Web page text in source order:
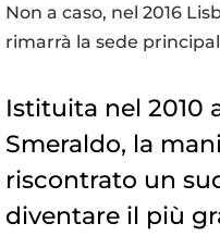
Non a caso, nel 2016
rimarrà la sede
Istituita nel 2010
Smeraldo, la
riscontrato un
diventare il più